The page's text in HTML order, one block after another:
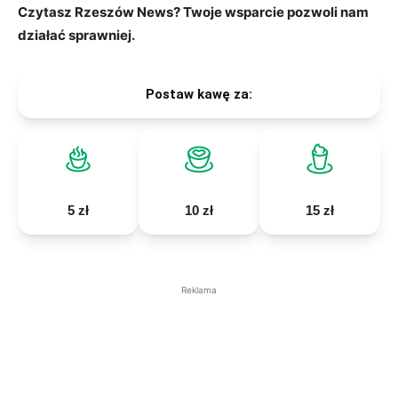
Czytasz Rzeszów News? Twoje wsparcie pozwoli nam
działać sprawniej.
Postaw kawę za:
5 zł 10 zł 15 zł
Reklama